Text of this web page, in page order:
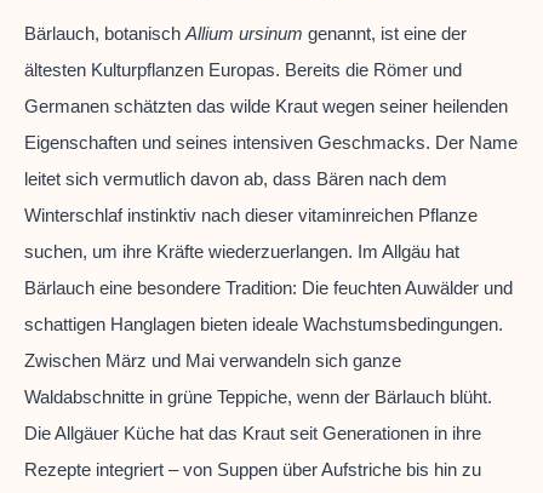
Bärlauch, botanisch Allium ursinum genannt, ist eine der
ältesten Kulturpflanzen Europas. Bereits die Römer und
Germanen schätzten das wilde Kraut wegen seiner heilenden
Eigenschaften und seines intensiven Geschmacks. Der Name
leitet sich vermutlich davon ab, dass Bären nach dem
Winterschlaf instinktiv nach dieser vitaminreichen Pflanze
suchen, um ihre Kräfte wiederzuerlangen. Im Allgäu hat
Bärlauch eine besondere Tradition: Die feuchten Auwälder und
schattigen Hanglagen bieten ideale Wachstumsbedingungen.
Zwischen März und Mai verwandeln sich ganze
Waldabschnitte in grüne Teppiche, wenn der Bärlauch blüht.
Die Allgäuer Küche hat das Kraut seit Generationen in ihre
Rezepte integriert – von Suppen über Aufstriche bis hin zu